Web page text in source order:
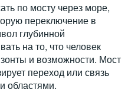
по мосту через море,
переключение в
глубинной
на то, что человек
и возможности. Мост
переход или связь
областями.